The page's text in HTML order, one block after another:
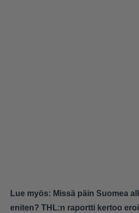
Lue myös: Missä päin Suomea
eniten? THL:n raportti kertoo